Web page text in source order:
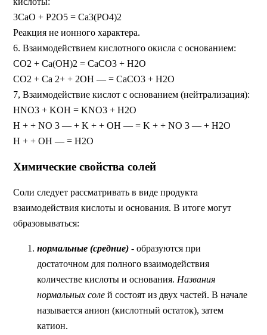
3CaO + P2O5 = Ca3(PO4)2
Реакция не ионного характера.
6. Взаимодействием кислотного окисла с основанием:
СО2 + Сa(OH)2 = CaCO3 + H2O
CO2 + Ca 2+ + 2OH — = CaCO3 + H2O
7, Взаимодействие кислот с основанием (нейтрализация):
HNO3 + KOH = KNO3 + H2O
H + + NO 3 — + K + + OH — = K + + NO 3 — + H2O
H + + OH — = H2O
Химические свойства солей
Соли следует рассматривать в виде продукта
взаимодействия кислоты и основания. В итоге могут
образовываться:
нормальные (средние) - образуются при
достаточном для полного взаимодействия
количестве кислоты и основания. Названия
нормальных соле й состоят из двух частей. В начале
называется анион (кислотный остаток), затем
катион.